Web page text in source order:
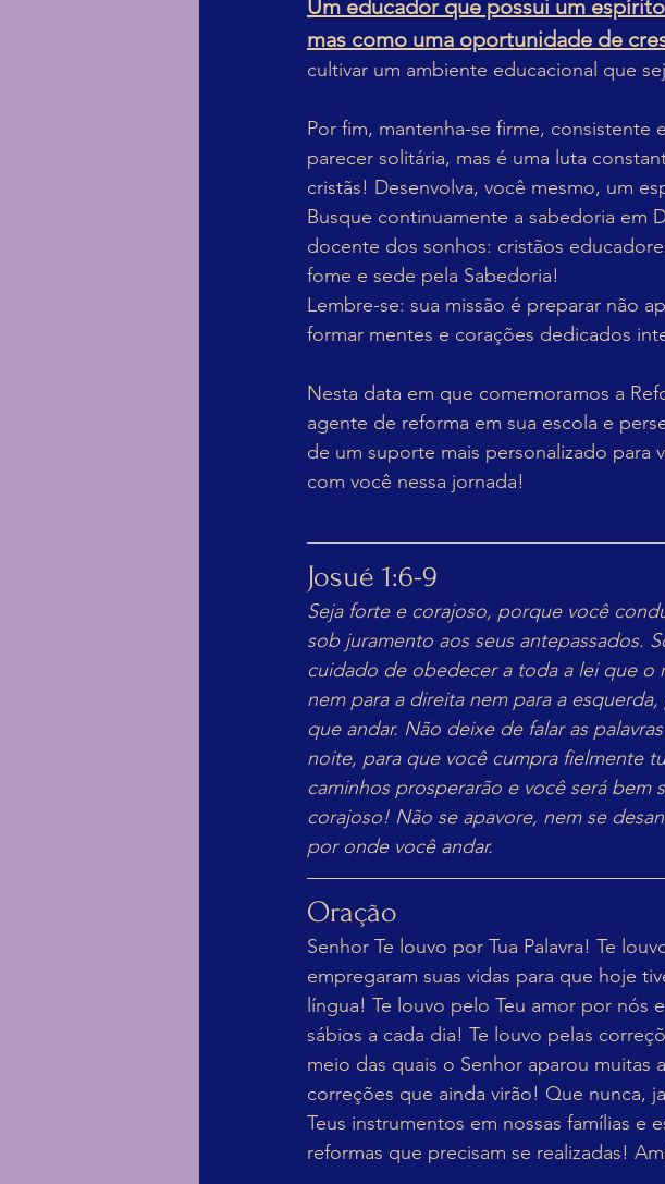
Um educador que possui um
mas como uma oportunidade de
cultivar um ambiente educacional que
Por fim, mantenha-se firme,
parecer solitária, mas é uma luta
cristãs! Desenvolva, você mesmo, um
Busque continuamente a sabedoria em
docente dos sonhos: cristãos
fome e sede pela Sabedoria!
Lembre-se: sua missão é preparar não
formar mentes e corações dedicados
Nesta data em que comemoramos a
agente de reforma em sua escola e
de um suporte mais personalizado para
com você nessa jornada!
Josué 1:6-9
Seja forte e corajoso, porque você
sob juramento aos seus antepassados.
cuidado de obedecer a toda a lei que o
nem para a direita nem para a
que andar. Não deixe de falar as
noite, para que você cumpra fielmente
caminhos prosperarão e você será
corajoso! Não se apavore, nem se
por onde você andar.
Oração
Senhor Te louvo por Tua Palavra! Te
empregaram suas vidas para que hoje
língua! Te louvo pelo Teu amor por nós
sábios a cada dia! Te louvo pelas
meio das quais o Senhor aparou muitas
correções que ainda virão! Que nunca,
Teus instrumentos em nossas famílias e
reformas que precisam se realizadas!